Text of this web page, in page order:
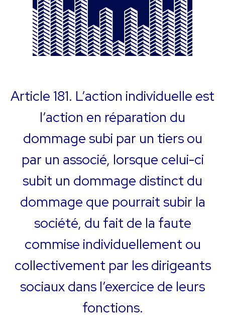
Article 181. L’action individuelle est
l’action en réparation du
dommage subi par un tiers ou
par un associé, lorsque celui-ci
subit un dommage distinct du
dommage que pourrait subir la
société, du fait de la faute
commise individuellement ou
collectivement par les dirigeants
sociaux dans l’exercice de leurs
fonctions.